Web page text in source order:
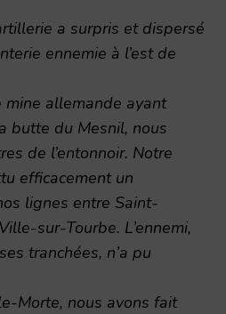
a surpris et dispersé
ennemie à l’est de
mine allemande ayant
butte du Mesnil, nous
de l’entonnoir. Notre
efficacement un
lignes entre Saint-
sur-Tourbe. L’ennemi,
tranchées, n’a pu
Morte, nous avons fait